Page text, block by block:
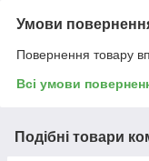
Умови
Повернення товару
Всі умови
Подібні товари